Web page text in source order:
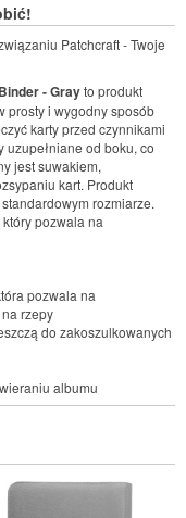
Patchcraft - Twoje
- Grayto produkt
prosty i wygodny sposób
karty przed czynnikami
od boku, co
jest suwakiem,
kart. Produkt
rozmiarze.
pozwala na
pozwala na
rzepy
do zakoszulkowanych
albumu